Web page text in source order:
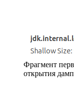
Фрагмент
открытия